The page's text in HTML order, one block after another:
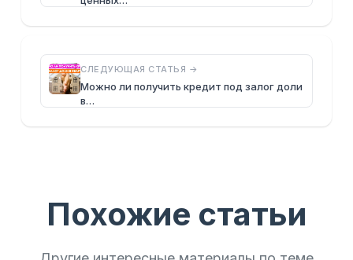
СЛЕДУЮЩАЯ СТАТЬЯ →
Можно ли получить кредит под залог доли
в…
Похожие статьи